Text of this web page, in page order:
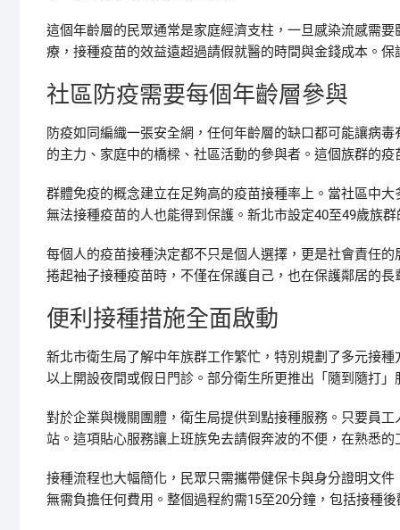
這個年齡層的民眾通常是家庭經濟支柱，一旦感染流感需
療，接種疫苗的效益遠超過請假就醫的時間與金錢成本。
社區防疫需要每個年齡層參與
防疫如同編織一張安全網，任何年齡層的缺口都可能讓病
的主力、家庭中的橋樑、社區活動的參與者。這個族群的
群體免疫的概念建立在足夠高的疫苗接種率上。當社區中
無法接種疫苗的人也能得到保護。新北市設定40至49歲族
每個人的疫苗接種決定都不只是個人選擇，更是社會責任
捲起袖子接種疫苗時，不僅在保護自己，也在保護鄰居的
便利接種措施全面啟動
新北市衛生局了解中年族群工作繁忙，特別規劃了多元接
以上開設夜間或假日門診。部分衛生所更推出「隨到隨打
對於企業與機關團體，衛生局提供到點接種服務。只要員
站。這項貼心服務讓上班族免去請假奔波的不便，在熟悉
接種流程也大幅簡化，民眾只需攜帶健保卡與身分證明文
無需負擔任何費用。整個過程約需15至20分鐘，包括接種